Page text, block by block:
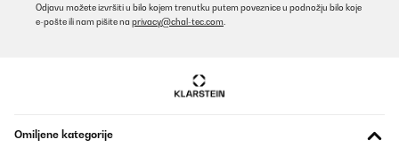
Odjavu možete izvršiti u bilo kojem trenutku putem poveznice u podnožju bilo koje
e-pošte ili nam pišite na privacy@chal-tec.com
Omiljene kategorije